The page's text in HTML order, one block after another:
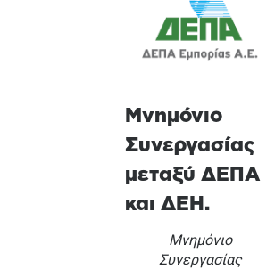
Μνημόνιο
Συνεργασίας
μεταξύ ΔΕΠΑ
και ΔΕΗ.
Μνημόνιο
Συνεργασίας